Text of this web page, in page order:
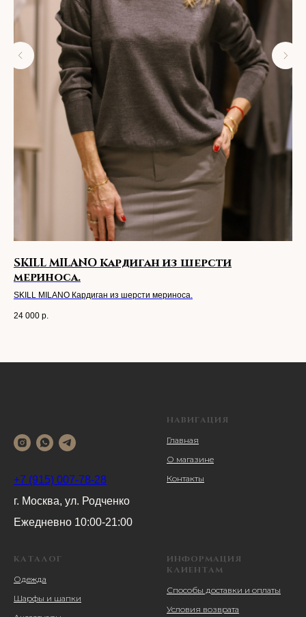
SKILL MILANO Кардиган из шерсти
мериноса.
SKILL MILANO Кардиган из шерсти мериноса.
24 000 р.
+7 (915) 007-78-28
г. Москва, ул. Родченко
Ежедневно 10:00-21:00
НАВИГАЦИЯ
Главная
О магазине
Контакты
КАТАЛОГ
Одежда
Шарфы и шапки
ИНФОРМАЦИЯ
КЛИЕНТАМ
Способы доставки и оплаты
Условия возврата